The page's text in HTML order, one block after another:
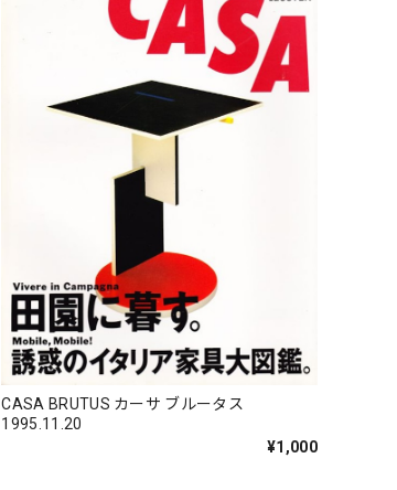
CASA BRUTUS カーサ ブルータス
1995.11.20
¥1,000